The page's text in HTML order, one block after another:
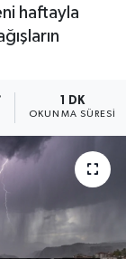
haftayla
1 DK
OKUNMA SÜRESI